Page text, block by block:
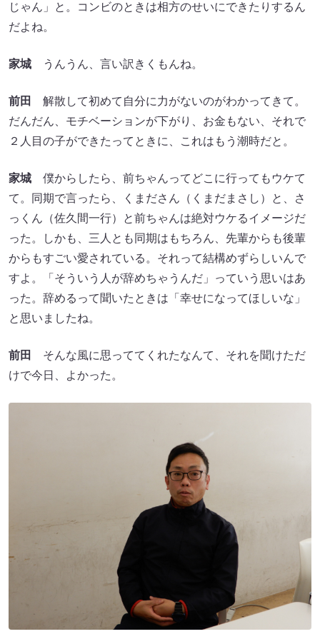
じゃん」と。コンビのときは相方のせいにできたりするん
だよね。
家城 うんうん、言い訳きくもんね。
前田
解散して初めて自分に力がないのがわかってきて。
だんだん、モチベーションが下がり、お金もない、それで
２人目の子ができたってときに、これはもう潮時だと。
家城 僕からしたら、前ちゃんってどこに行ってもウケて
て。同期で言ったら、くまださん（くまだまさし）と、さ
っくん（佐久間一行）と前ちゃんは絶対ウケるイメージだ
った。しかも、三人とも同期はもちろん、先輩からも後輩
からもすごい愛されている。それって結構めずらしいんで
すよ。「そういう人が辞めちゃうんだ」っていう思いはあ
った。辞めるって聞いたときは「幸せになってほしいな」
と思いましたね。
前田
そんな風に思っててくれたなんて、それを聞けただ
けで今日、よかった。